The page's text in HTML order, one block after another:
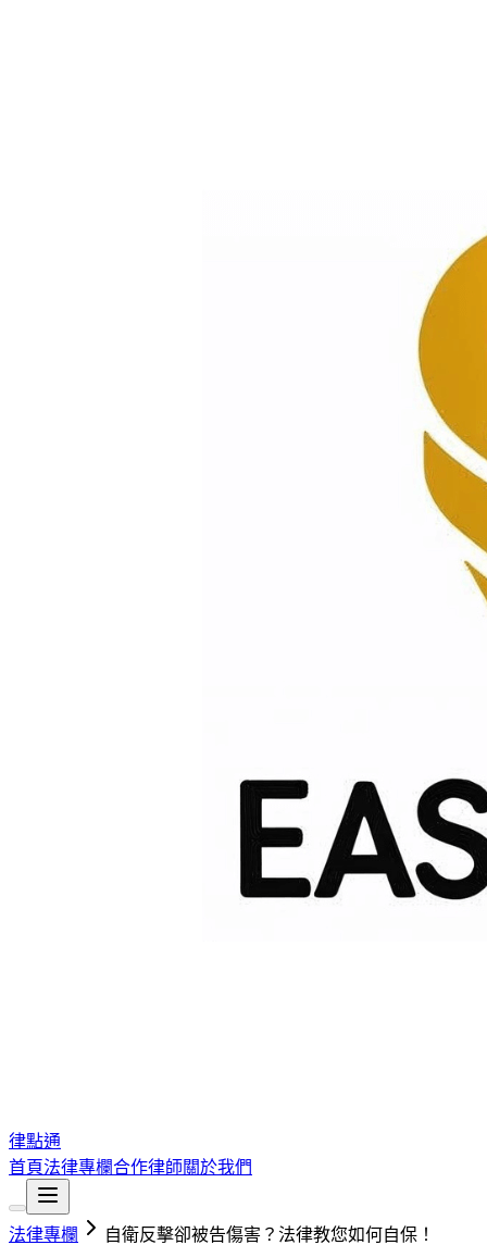
律點通
首頁法律專欄合作律師關於我們
法律專欄
自衛反擊卻被告傷害？法律教您如何自保！